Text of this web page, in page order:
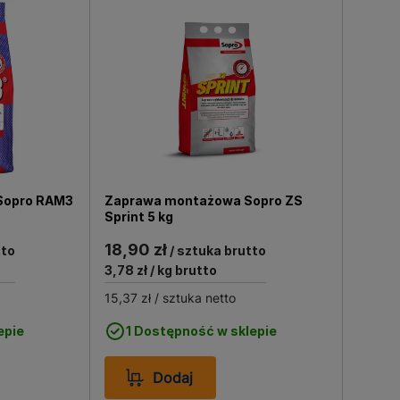
dyspersyjnymi.
gipsowej. Co jednak istotne, jej
masa szpachlowa jest także
szlifować. Szpachle
RAM3
Zaprawa montażowa Sopro ZS
Sprint 5 kg
18,90 zł / sztuka brutto
3,78 zł / kg brutto
15,37 zł / sztuka netto
1 Dostępność w sklepie
Dodaj